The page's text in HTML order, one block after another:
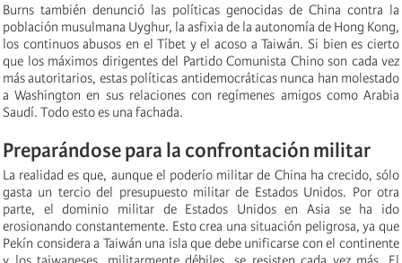
Burns también denunció las políticas genocidas de China contra la
población musulmana Uyghur, la asfixia de la autonomía de Hong Kong,
los continuos abusos en el Tíbet y el acoso a Taiwán. Si bien es cierto
que los máximos dirigentes del Partido Comunista Chino son cada vez
más autoritarios, estas políticas antidemocráticas nunca han molestado
a Washington en sus relaciones con regímenes amigos como Arabia
Saudí. Todo esto es una fachada.
Preparándose para la confrontación militar
La realidad es que, aunque el poderío militar de China ha crecido, sólo
gasta un tercio del presupuesto militar de Estados Unidos. Por otra
parte, el dominio militar de Estados Unidos en Asia se ha ido
erosionando constantemente. Esto crea una situación peligrosa, ya que
Pekín considera a Taiwán una isla que debe unificarse con el continente